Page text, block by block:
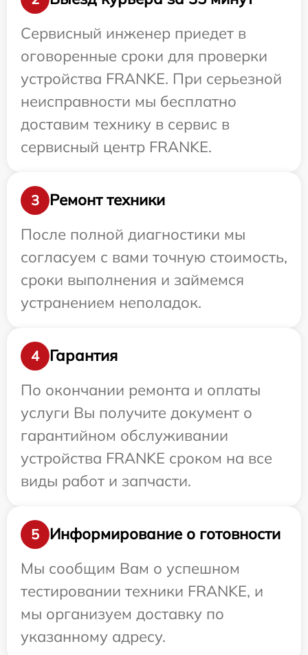
Сервисный инженер приедет в
оговоренные сроки для проверки
устройства FRANKE. При серьезной
неисправности мы бесплатно
доставим технику в сервис в
сервисный центр FRANKE.
3
Ремонт техники
После полной диагностики мы
согласуем с вами точную стоимость,
сроки выполнения и займемся
устранением неполадок.
4
Гарантия
По окончании ремонта и оплаты
услуги Вы получите документ о
гарантийном обслуживании
устройства FRANKE сроком на все
виды работ и запчасти.
5
Информирование о готовности
Мы сообщим Вам о успешном
тестировании техники FRANKE, и
мы организуем доставку по
указанному адресу.